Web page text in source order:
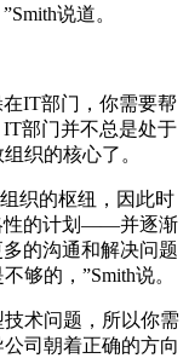
说道。
IT部门，你需要帮
部门并不总是处于
织的核心了。
织的枢纽，因此时
性的计划——并逐渐
的沟通和解决问题
够的，”Smith说。
术问题，所以你需
司朝着正确的方向